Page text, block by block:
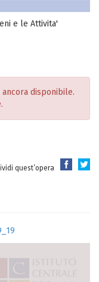
e le Attivita'
ancora disponibile.
quest’opera